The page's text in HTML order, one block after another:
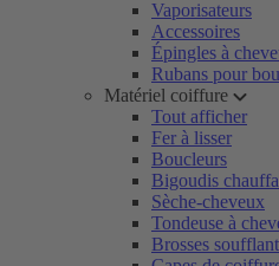
Vaporisateurs
Accessoires
Épingles à
Rubans pour
Matériel coiffure
Tout afficher
Fer à lisser
Boucleurs
Bigoudis
Sèche-cheveux
Tondeuse à
Brosses